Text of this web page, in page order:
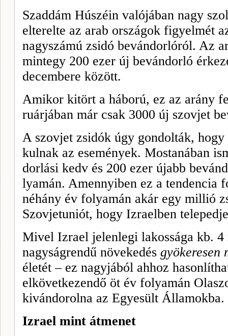
Szaddám Húszéin valójában nagy
elte­relte az arab országok figyelmét
nagyszámú zsi­dó bevándorlóról. Az
mintegy 200 ezer új bevándorló
decembere között.
Amikor kitört a háború, ez az arány
ruárjában már csak 3000 új szovjet
A szovjet zsidók úgy gondol­ták,
kulnak az események. Mostaná­ban
dorlási kedv és 200 ezer újabb
lyamán. Amennyiben ez a tenden­cia
né­hány év folyamán akár egy millió
Szovjetuni­ót, hogy Izraelben
Mivel Izrael jelenlegi lakossága kb.
nagyságrendű növekedés gyökeresen
életét – ez nagyjából ahhoz
elkövetkezendő öt év folyamán
kivándorolna az Egyesült Államokba.
Izrael mint átmenet